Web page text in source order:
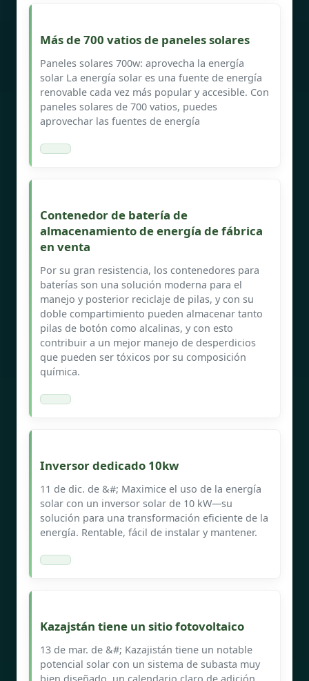
Más de 700 vatios de paneles solares
Paneles solares 700w: aprovecha la energía
solar La energía solar es una fuente de energía
renovable cada vez más popular y accesible. Con
paneles solares de 700 vatios, puedes
aprovechar las fuentes de energía
Contenedor de batería de
almacenamiento de energía de fábrica
en venta
Por su gran resistencia, los contenedores para
baterías son una solución moderna para el
manejo y posterior reciclaje de pilas, y con su
doble compartimiento pueden almacenar tanto
pilas de botón como alcalinas, y con esto
contribuir a un mejor manejo de desperdicios
que pueden ser tóxicos por su composición
química.
Inversor dedicado 10kw
11 de dic. de &#; Maximice el uso de la energía
solar con un inversor solar de 10 kW—su
solución para una transformación eficiente de la
energía. Rentable, fácil de instalar y mantener.
Kazajstán tiene un sitio fotovoltaico
13 de mar. de &#; Kazajistán tiene un notable
potencial solar con un sistema de subasta muy